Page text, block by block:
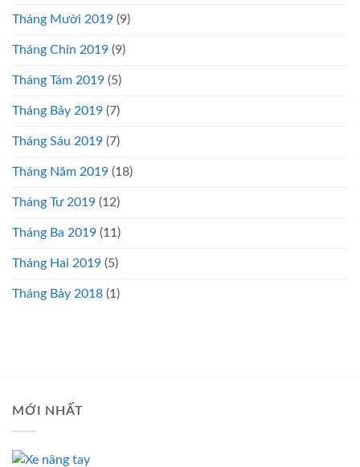
Tháng Mười 2019 (9)
Tháng Chín 2019 (9)
Tháng Tám 2019 (5)
Tháng Bảy 2019 (7)
Tháng Sáu 2019 (7)
Tháng Năm 2019 (18)
Tháng Tư 2019 (12)
Tháng Ba 2019 (11)
Tháng Hai 2019 (5)
Tháng Bảy 2018 (1)
MỚI NHẤT